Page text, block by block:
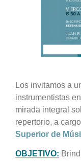
Los invitamos a
instrumentistas
mirada integral
repertorio, a
Superior de
OBJETIVO: